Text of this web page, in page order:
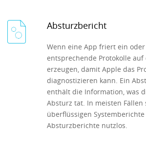
Absturzbericht
Wenn eine App friert ein
entsprechende Protokolle auf
erzeugen, damit Apple das
diagnostizieren kann. Ein
enthält die Information, was
Absturz tat. In meisten Fällen
überflüssigen
Absturzberichte nutzlos.